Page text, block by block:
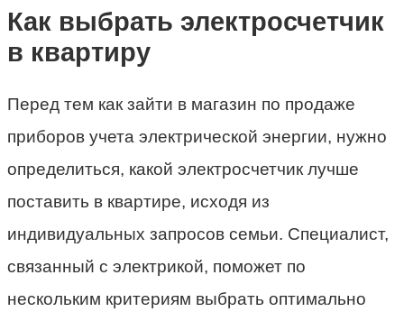
Как выбрать электросчетчик
в квартиру
Перед тем как зайти в магазин по продаже
приборов учета электрической энергии, нужно
определиться, какой электросчетчик лучше
поставить в квартире, исходя из
индивидуальных запросов семьи. Специалист,
связанный с электрикой, поможет по
нескольким критериям выбрать оптимально